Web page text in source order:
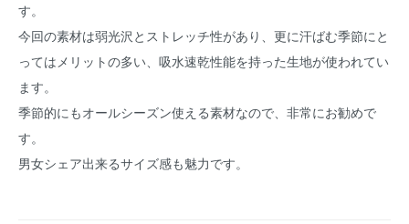
す。
今回の素材は弱光沢とストレッチ性があり、更に汗ばむ季節にと
ってはメリットの多い、吸水速乾性能を持った生地が使われてい
ます。
季節的にもオールシーズン使える素材なので、非常にお勧めで
す。
男女シェア出来るサイズ感も魅力です。